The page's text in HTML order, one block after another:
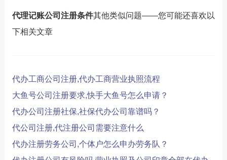
代理记账公司注册条件其他类似问题——您可能还喜欢以
下相关文章
代办工商公司注册,代办工商营业执照流程
大鱼号公司注册要求,快手大鱼号怎么申请？
代办公司注册社保,社保代办公司靠谱吗？
代公司注册,代注册公司需要注意什么
代办注册劳务公司,个体户怎么申办劳务队？